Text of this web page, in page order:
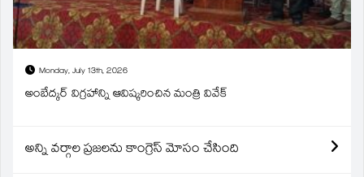
Monday, July 13th, 2026
అంబేద్కర్ విగ్రహాన్ని ఆవిష్కరించిన మంత్రి వివేక్
అన్ని వర్గాల ప్రజలను కాంగ్రెస్ మోసం చేసింది